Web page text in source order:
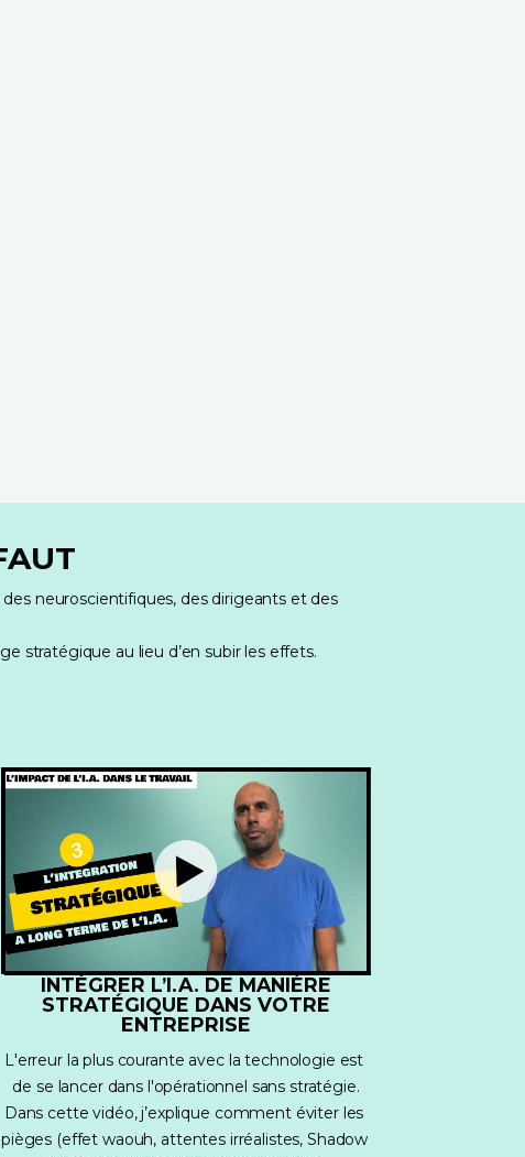
neuroscientifiques, des dirigeants et des
stratégique au lieu d’en subir les effets.
INTÉGRER L’I.A. DE MANIÈRE
STRATÉGIQUE DANS VOTRE
ENTREPRISE
L'erreur la plus courante avec la technologie est
de se lancer dans l'opérationnel sans stratégie.
Dans cette vidéo, j’explique comment éviter les
pièges (effet waouh, attentes irréalistes, Shadow